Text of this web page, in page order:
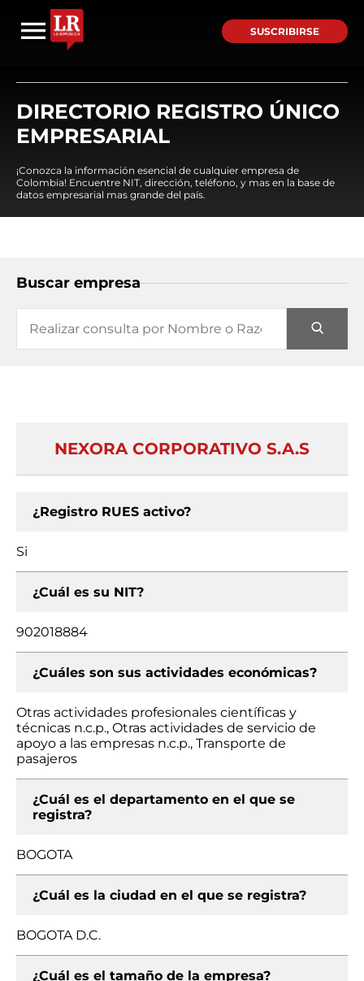
SUSCRIBIRSE
DIRECTORIO REGISTRO ÚNICO
EMPRESARIAL
¡Conozca la información esencial de cualquier empresa de
Colombia! Encuentre NIT, dirección, teléfono, y mas en la base de
datos empresarial mas grande del país.
Buscar empresa
NEXORA CORPORATIVO S.A.S
¿Registro RUES activo?
Si
¿Cuál es su NIT?
902018884
¿Cuáles son sus actividades económicas?
Otras actividades profesionales científicas y
técnicas n.c.p., Otras actividades de servicio de
apoyo a las empresas n.c.p., Transporte de
pasajeros
¿Cuál es el departamento en el que se
registra?
BOGOTA
¿Cuál es la ciudad en el que se registra?
BOGOTA D.C.
¿Cuál es el tamaño de la empresa?